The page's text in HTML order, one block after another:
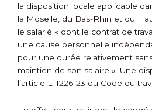
la disposition locale applicable
la Moselle, du Bas-Rhin et du
le salarié « dont le contrat de
une cause personnelle
pour une durée relativement
maintien de son salaire ». Une
l’article L. 1226-23 du Code du